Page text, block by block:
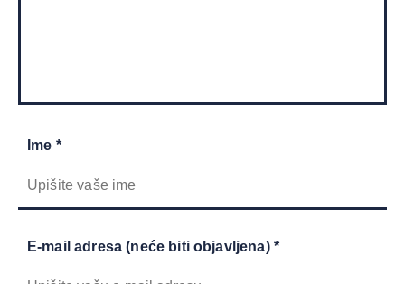
Ime *
E-mail adresa (neće biti objavljena) *